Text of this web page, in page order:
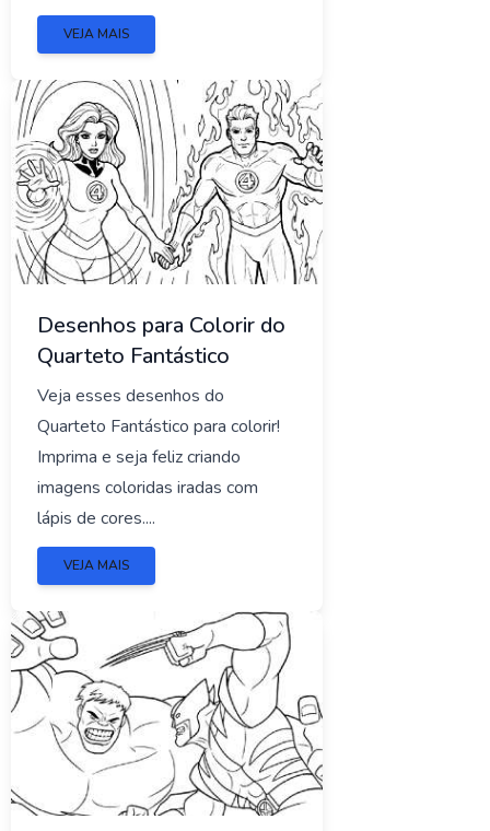
VEJA MAIS
Desenhos para Colorir do
Quarteto Fantástico
Veja esses desenhos do
Quarteto Fantástico para colorir!
Imprima e seja feliz criando
imagens coloridas iradas com
lápis de cores....
VEJA MAIS